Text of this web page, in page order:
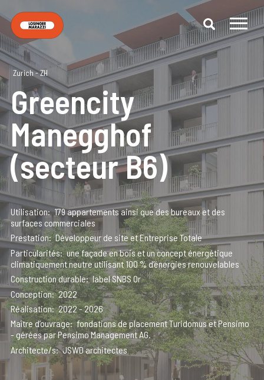
Zurich - ZH
Greencity
Manegghof
(secteur B6)
Utilisation 179 appartements ainsi que des bureaux et des
surfaces commerciales
Prestation Développeur de site et Entreprise Totale
Particularités une façade en bois et un concept énergétique
climatiquement neutre utilisant 100 % d’énergies renouvelables
Construction durable label SNBS Or
Conception 2022
Réalisation 2022 - 2026
Maître d’ouvrage fondations de placement Turidomus et Pensimo
- gérées par Pensimo Management AG.
Architecte/s JSWD architectes